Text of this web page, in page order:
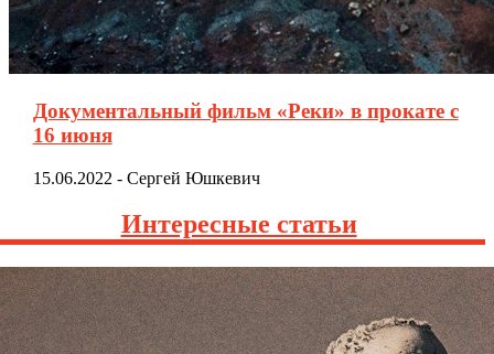
Документальный фильм «Реки» в прокате с
16 июня
15.06.2022 - Сергей Юшкевич
Интересные статьи